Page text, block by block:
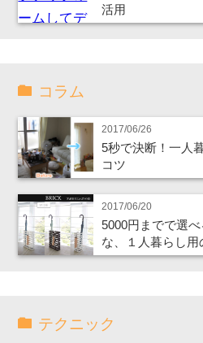
活用
コラム
2017/06/26
5秒で決断！一人
コツ
2017/06/20
5000円までで選
な、１人暮らし用
テクニック